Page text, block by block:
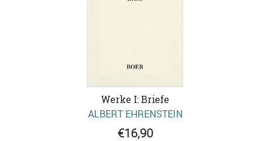
Werke I: Briefe
ALBERT EHRENSTEIN
€16,90